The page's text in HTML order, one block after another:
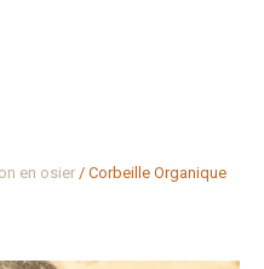
en osier/ Corbeille Organique